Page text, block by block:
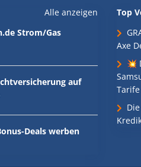
Alle anzeigen
Strom/Gas
auf
Deals werben
Top
Axe
💥
Tarife